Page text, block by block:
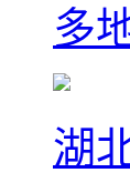
多
湖